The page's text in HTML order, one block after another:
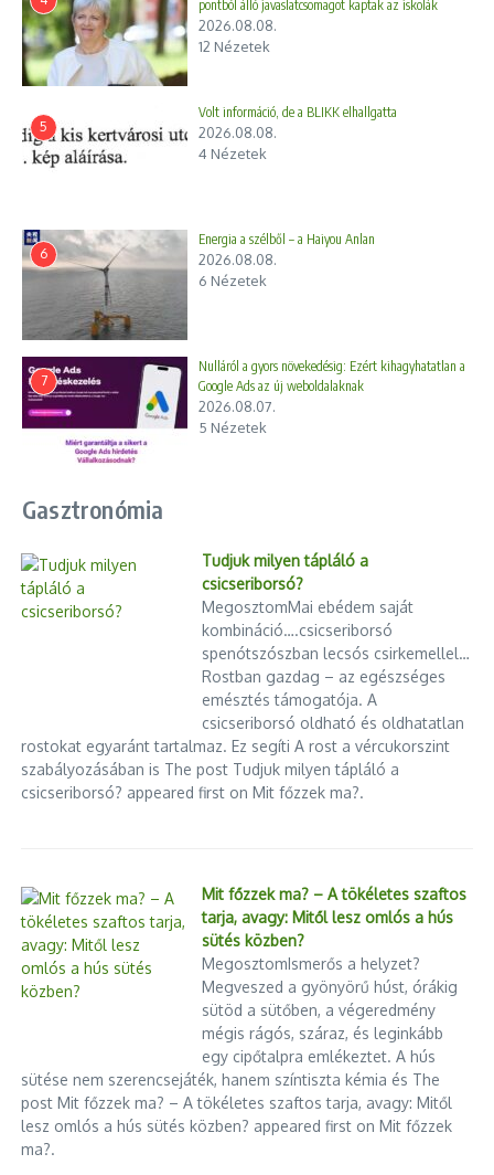
pontból álló javaslatcsomagot kaptak az iskolák
2026.08.08.
12 Nézetek
5
Volt információ, de a BLIKK elhallgatta
2026.08.08.
4 Nézetek
6
Energia a szélből – a Haiyou Anlan
2026.08.08.
6 Nézetek
7
Nulláról a gyors növekedésig: Ezért kihagyhatatlan a
Google Ads az új weboldalaknak
2026.08.07.
5 Nézetek
Gasztronómia
Tudjuk milyen tápláló a
csicseriborsó?
MegosztomMai ebédem saját
kombináció….csicseriborsó
spenótszószban lecsós csirkemellel…
Rostban gazdag – az egészséges
emésztés támogatója. A
csicseriborsó oldható és oldhatatlan
rostokat egyaránt tartalmaz. Ez segíti A rost a vércukorszint
szabályozásában is The post Tudjuk milyen tápláló a
csicseriborsó? appeared first on Mit főzzek ma?.
Mit főzzek ma? – A tökéletes szaftos
tarja, avagy: Mitől lesz omlós a hús
sütés közben?
MegosztomIsmerős a helyzet?
Megveszed a gyönyörű húst, órákig
sütöd a sütőben, a végeredmény
mégis rágós, száraz, és leginkább
egy cipőtalpra emlékeztet. A hús
sütése nem szerencsejáték, hanem színtiszta kémia és The
post Mit főzzek ma? – A tökéletes szaftos tarja, avagy: Mitől
lesz omlós a hús sütés közben? appeared first on Mit főzzek
ma?.